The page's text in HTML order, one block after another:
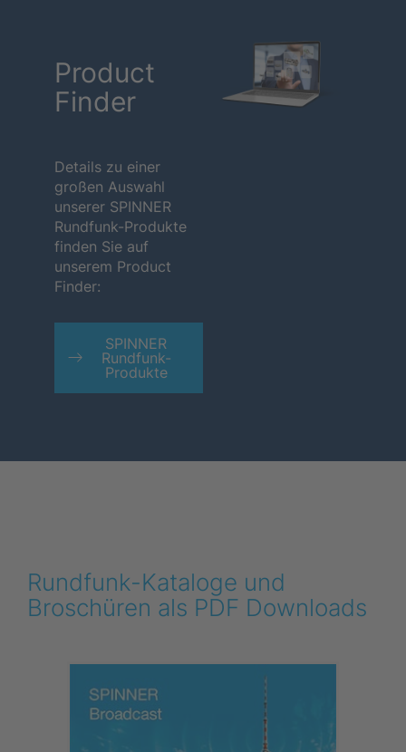
Product
Finder
Details zu einer
großen Auswahl
unserer SPINNER
Rundfunk-Produkte
finden Sie auf
unserem Product
Finder:
SPINNER
Rundfunk-
Produkte
Rundfunk-Kataloge und
Broschüren als PDF Downloads